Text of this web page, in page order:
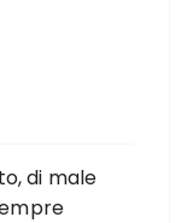
di male